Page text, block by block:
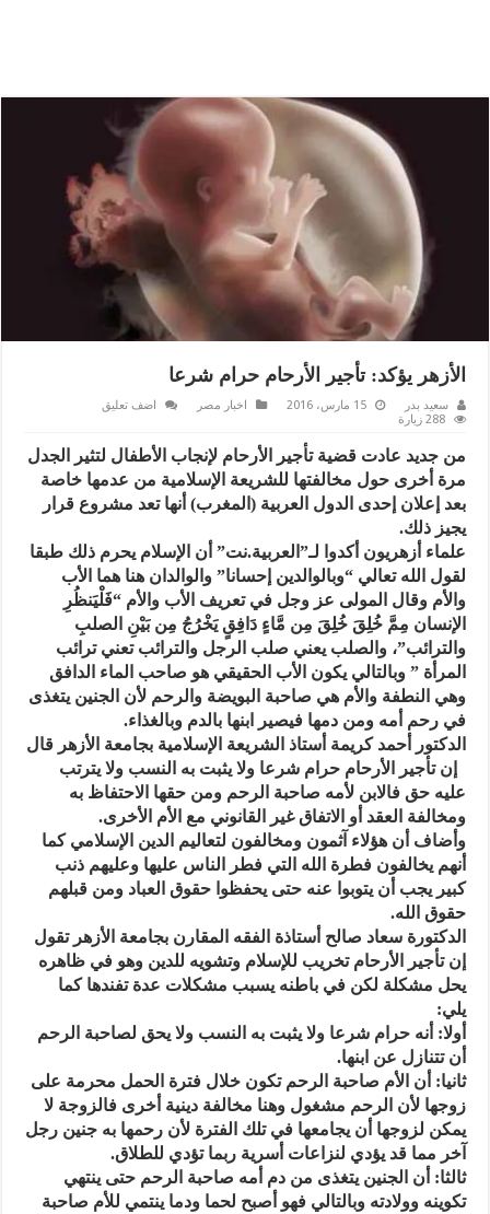
الأزهر يؤكد: تأجير الأرحام حرام شرعا
سعيد بدر 15 مارس، 2016 اخبار مصر
اضف تعليق
288 زيارة
من جديد عادت قضية تأجير الأرحام لإنجاب الأطفال لتثير الجدل
مرة أخرى حول مخالفتها للشريعة الإسلامية من عدمها خاصة
بعد إعلان إحدى الدول العربية (المغرب) أنها تعد مشروع قرار
يجيز ذلك.
علماء أزهريون أكدوا لـ”العربية.نت” أن الإسلام يحرم ذلك طبقا
لقول الله تعالي “وبالوالدين إحسانا” والوالدان هنا هما الأب
والأم وقال المولى عز وجل في تعريف الأب والأم “فَلْيَنظُرِ
الإنسان مِمَّ خُلِقَ خُلِقَ مِن مَّاءٍ دَافِقٍ يَخْرُجُ مِن بَيْنِ الصلبِ
والترائب”، والصلب يعني صلب الرجل والترائب تعني ترائب
المرأة ” وبالتالي يكون الأب الحقيقي هو صاحب الماء الدافق
وهي النطفة والأم هي صاحبة البويضة والرحم لأن الجنين يتغذى
في رحم أمه ومن دمها فيصير ابنها بالدم وبالغذاء.
الدكتور أحمد كريمة أستاذ الشريعة الإسلامية بجامعة الأزهر قال
إن تأجير الأرحام حرام شرعا ولا يثبت به النسب ولا يترتب
عليه حق فالابن لأمه صاحبة الرحم ومن حقها الاحتفاظ به
ومخالفة العقد أو الاتفاق غير القانوني مع الأم الأخرى.
وأضاف أن هؤلاء آثمون ومخالفون لتعاليم الدين الإسلامي كما
أنهم يخالفون فطرة الله التي فطر الناس عليها وعليهم ذنب
كبير يجب أن يتوبوا عنه حتى يحفظوا حقوق العباد ومن قبلهم
حقوق الله.
الدكتورة سعاد صالح أستاذة الفقه المقارن بجامعة الأزهر تقول
إن تأجير الأرحام تخريب للإسلام وتشويه للدين وهو في ظاهره
يحل مشكلة لكن في باطنه يسبب مشكلات عدة تفندها كما
يلي:
أولا: أنه حرام شرعا ولا يثبت به النسب ولا يحق لصاحبة الرحم
أن تتنازل عن ابنها.
ثانيا: أن الأم صاحبة الرحم تكون خلال فترة الحمل محرمة على
زوجها لأن الرحم مشغول وهنا مخالفة دينية أخرى فالزوجة لا
يمكن لزوجها أن يجامعها في تلك الفترة لأن رحمها به جنين رجل
آخر مما قد يؤدي لنزاعات أسرية ربما تؤدي للطلاق.
ثالثا: أن الجنين يتغذى من دم أمه صاحبة الرحم حتى ينتهي
تكوينه وولادته وبالتالي فهو أصبح لحما ودما ينتمي للأم صاحبة